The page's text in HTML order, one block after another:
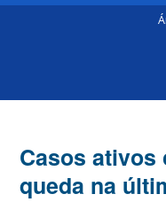
Casos ativos
queda na